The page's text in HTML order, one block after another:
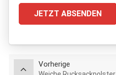
JETZT ABSENDEN
Vorherige